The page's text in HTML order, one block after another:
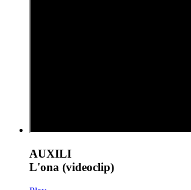
AUXILI
L'ona (videoclip)